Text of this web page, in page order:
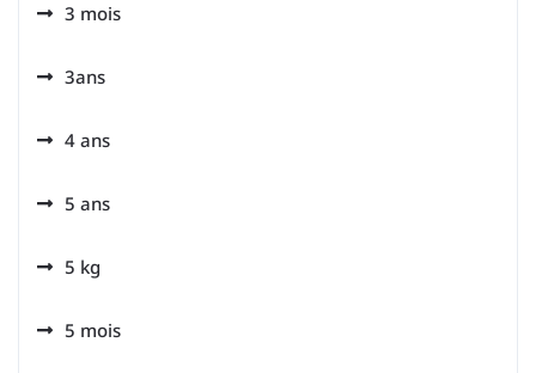
3 mois
3ans
4 ans
5 ans
5 kg
5 mois